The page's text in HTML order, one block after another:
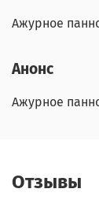
Ажурное
Анонс
Ажурное
Отзывы